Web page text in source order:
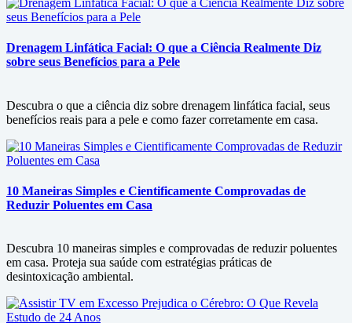
Drenagem Linfática Facial: O que a Ciência Realmente Diz
sobre seus Benefícios para a Pele
Descubra o que a ciência diz sobre drenagem linfática facial, seus
benefícios reais para a pele e como fazer corretamente em casa.
10 Maneiras Simples e Cientificamente Comprovadas de
Reduzir Poluentes em Casa
Descubra 10 maneiras simples e comprovadas de reduzir poluentes
em casa. Proteja sua saúde com estratégias práticas de
desintoxicação ambiental.